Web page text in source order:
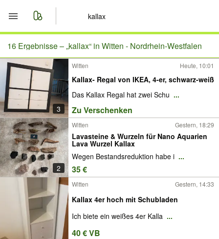
Start
Merkliste
Nachrichten
Anzeige aufgeben
16 Ergebnisse –„kallax“ in Witten - Nordrhein-Westfalen
3
Witten Heute, 10:01
Kallax- Regal von IKEA, 4-er, schwarz-weiß
Das Kallax Regal hat zwei Schu ...
Zu Verschenken
2
Witten Gestern, 18:29
Lavasteine & Wurzeln für Nano Aquarien
Lava Wurzel Kallax
Wegen Bestandsreduktion habe i ...
35 €
Witten Gestern, 14:33
Kallax 4er hoch mit Schubladen
Ich biete ein weißes 4er Kalla ...
40 € VB